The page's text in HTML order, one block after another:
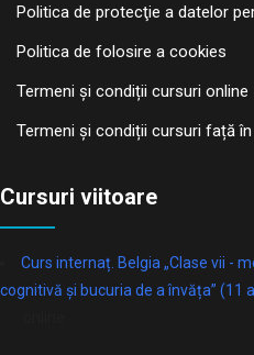
Politica de protecţie a datelor
Politica de folosire a cookies
Termeni și condiții cursuri online
Termeni și condiții cursuri față
Cursuri viitoare
Curs internaț. Belgia „Clase vii -
cognitivă și bucuria de a învăța” (11